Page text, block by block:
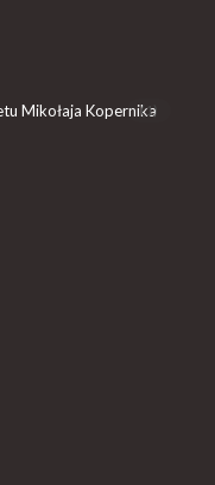
Mikołaja Kopernika
(1)